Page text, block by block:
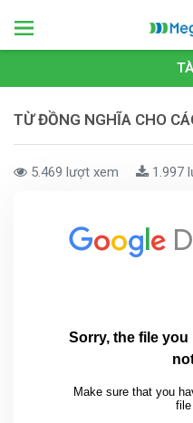
TỪ ĐỒNG NGHĨA CHO
5.469 lượt xem 1.997